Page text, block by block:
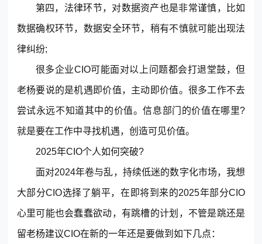
第四，法律环节，对数据资产也是非常谨慎，比如
数据确权环节，数据安全环节，稍有不慎就可能出现法
律纠纷;
很多企业CIO可能面对以上问题都会打退堂鼓，但
老杨要说的是机遇即价值，主动即价值。很多工作不去
尝试永远不知道其中的价值。信息部门的价值在哪里?
就是要在工作中寻找机遇，创造可见价值。
2025年CIO个人如何突破?
面对2024年卷与乱，持续低迷的数字化市场，我想
大部分CIO选择了躺平，在即将到来的2025年部分CIO
心里可能也会蠢蠢欲动，有跳槽的计划，不管是跳还是
留老杨建议CIO在新的一年还是要做到如下几点：